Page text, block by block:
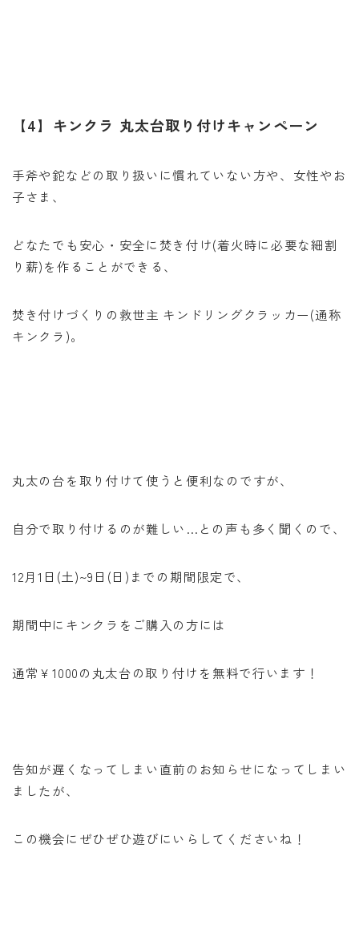
【4】キンクラ 丸太台取り付けキャンペーン
手斧や鉈などの取り扱いに慣れていない方や、女性やお
子さま、
どなたでも安心・安全に焚き付け(着火時に必要な細割
り薪)を作ることができる、
焚き付けづくりの救世主 キンドリングクラッカー(通称
キンクラ)。
丸太の台を取り付けて使うと便利なのですが、
自分で取り付けるのが難しい…との声も多く聞くので、
12月1日(土)~9日(日)までの期間限定で、
期間中にキンクラをご購入の方には
通常￥1000の丸太台の取り付けを無料で行います！
告知が遅くなってしまい直前のお知らせになってしまい
ましたが、
この機会にぜひぜひ遊びにいらしてくださいね！